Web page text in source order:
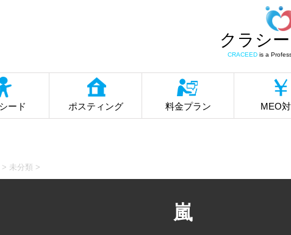
クラシ
CRACEEDis a
ード ポスティング 料金プラン MEO
> 未分類 >
嵐